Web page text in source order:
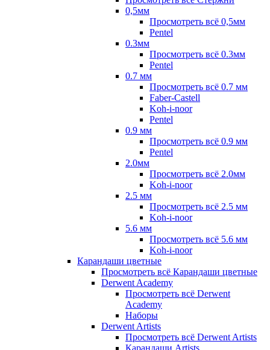
0,5мм
Просмотреть всё 0,5мм
Pentel
0.3мм
Просмотреть всё 0.3мм
Pentel
0.7 мм
Просмотреть всё 0.7 мм
Faber-Castell
Koh-i-noor
Pentel
0.9 мм
Просмотреть всё 0.9 мм
Pentel
2.0мм
Просмотреть всё 2.0мм
Koh-i-noor
2.5 мм
Просмотреть всё 2.5 мм
Koh-i-noor
5.6 мм
Просмотреть всё 5.6 мм
Koh-i-noor
Карандаши цветные
Просмотреть всё Карандаши цветные
Derwent Academy
Просмотреть всё Derwent
Academy
Наборы
Derwent Artists
Просмотреть всё Derwent Artists
Карандаши Artists